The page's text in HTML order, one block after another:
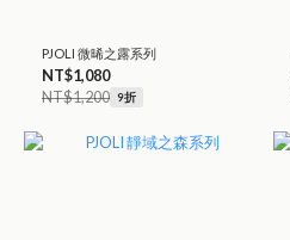
PJOLI 微晞之露系列
NT$1,080
NT$1,200 9折